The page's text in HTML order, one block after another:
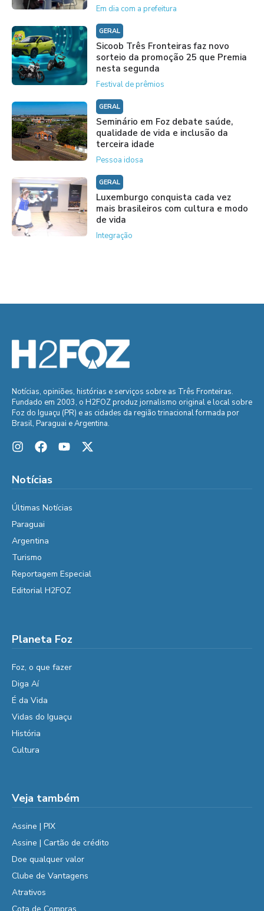
Em dia com a prefeitura
GERAL
Sicoob Três Fronteiras faz novo
sorteio da promoção 25 que Premia
nesta segunda
Festival de prêmios
GERAL
Seminário em Foz debate saúde,
qualidade de vida e inclusão da
terceira idade
Pessoa idosa
GERAL
Luxemburgo conquista cada vez
mais brasileiros com cultura e modo
de vida
Integração
Notícias, opiniões, histórias e serviços sobre as Três Fronteiras.
Fundado em 2003, o H2FOZ produz jornalismo original e local sobre
Foz do Iguaçu (PR) e as cidades da região trinacional formada por
Brasil, Paraguai e Argentina.
Notícias
Últimas Notícias
Paraguai
Argentina
Turismo
Reportagem Especial
Editorial H2FOZ
Planeta Foz
Foz, o que fazer
Diga Aí
É da Vida
Vidas do Iguaçu
História
Cultura
Veja também
Assine | PIX
Assine | Cartão de crédito
Doe qualquer valor
Clube de Vantagens
Atrativos